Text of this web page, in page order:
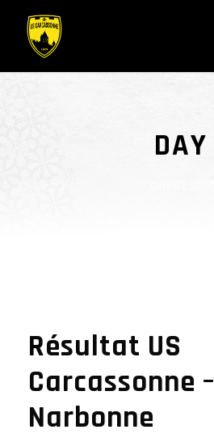
DAY
Résultat US
Carcassonne –
Narbonne